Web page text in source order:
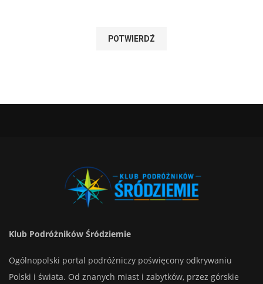
Klub Podróżników Śródziemie
Ogólnopolski portal podróżniczy poświęcony odkrywaniu
Polski i świata. Od znanych miast i zabytków, przez górskie